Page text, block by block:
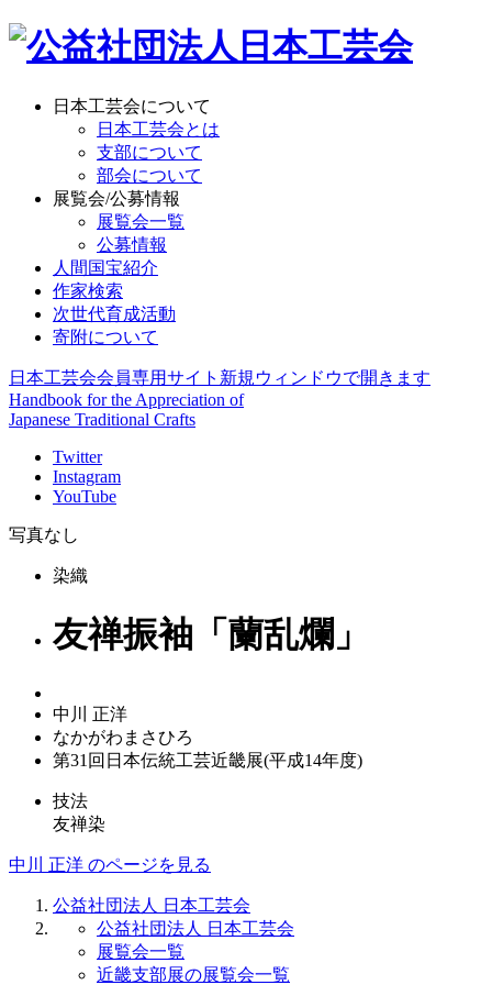
日本工芸会について
日本工芸会とは
支部について
部会について
展覧会/公募情報
展覧会一覧
公募情報
人間国宝紹介
作家検索
次世代育成活動
寄附について
日本工芸会会員専用サイト 新規ウィンドウで開きます
Handbook for the Appreciation of
Japanese Traditional Crafts
Twitter
Instagram
YouTube
写真なし
染織
友禅振袖「蘭乱爛」
中川 正洋
なかがわまさひろ
第31回日本伝統工芸近畿展(平成14年度)
技法
友禅染
中川 正洋 のページを見る
公益社団法人 日本工芸会
公益社団法人 日本工芸会
展覧会一覧
近畿支部展の展覧会一覧